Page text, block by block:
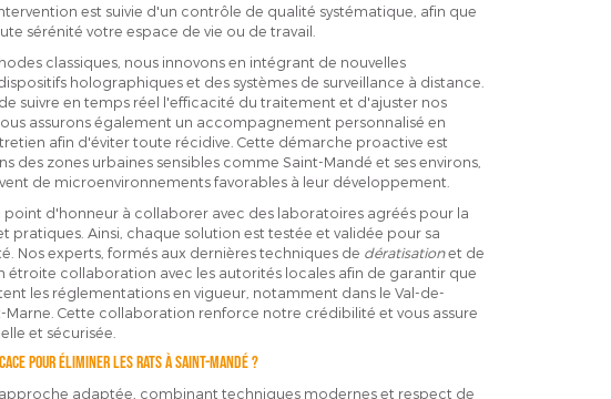
est suivie d'un contrôle de qualité systématique, afin que
sérénité votre espace de vie ou de travail.
classiques, nous innovons en intégrant de nouvelles
holographiques et des systèmes de surveillance à distance.
suivre en temps réel l'efficacité du traitement et d'ajuster nos
assurons également un accompagnement personnalisé en
afin d'éviter toute récidive. Cette démarche proactive est
des zones urbaines sensibles comme Saint-Mandé et ses environs,
de microenvironnements favorables à leur développement.
point d'honneur à collaborer avec des laboratoires agréés pour la
pratiques. Ainsi, chaque solution est testée et validée pour sa
Nos experts, formés aux dernières techniques de dératisationet de
étroite collaboration avec les autorités locales afin de garantir que
les réglementations en vigueur, notamment dans le Val-de-
Marne. Cette collaboration renforce notre crédibilité et vous assure
et sécurisée.
pour éliminer les rats à Saint-Mandé ?
adaptée, combinant techniques modernes et respect de